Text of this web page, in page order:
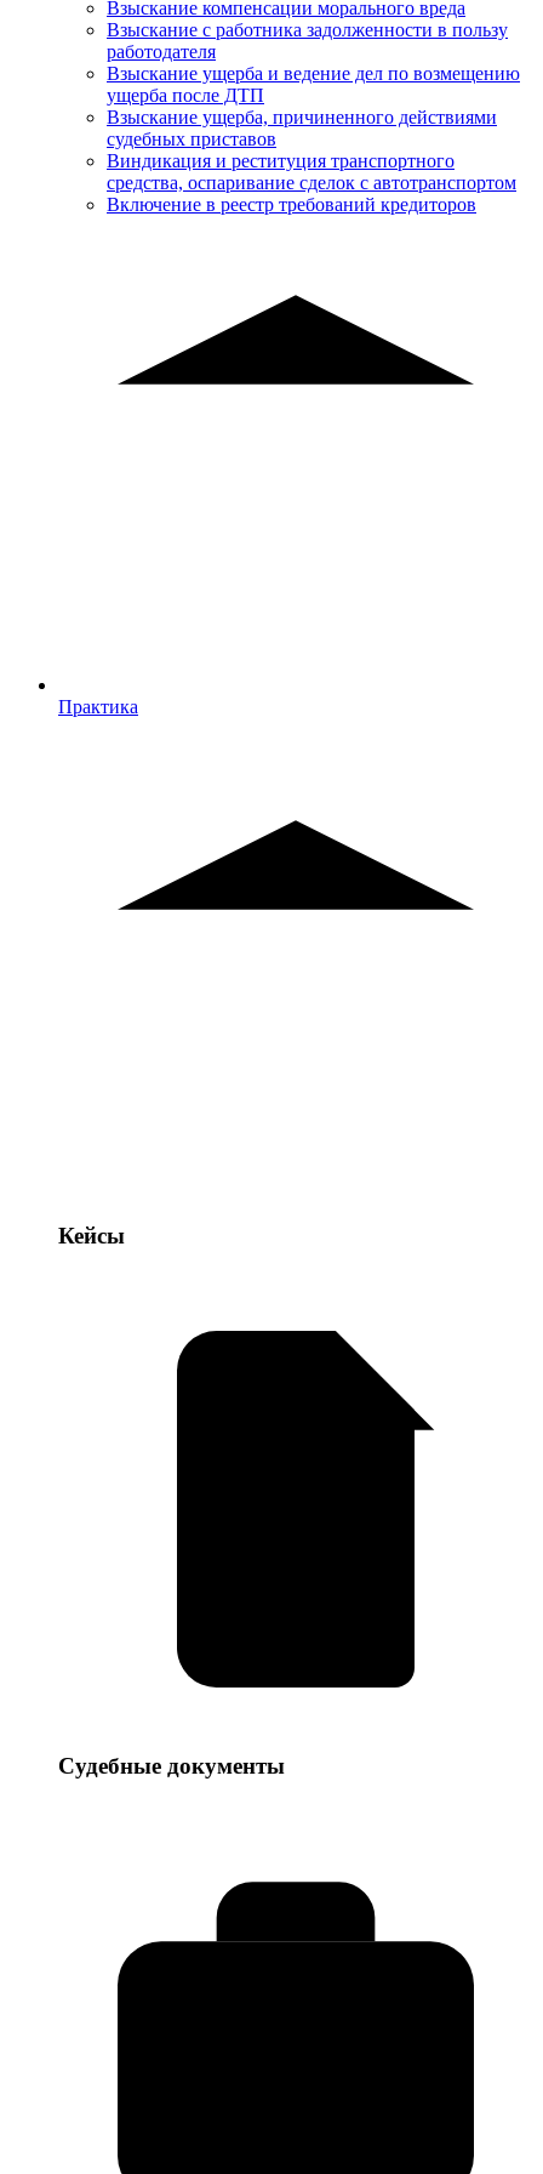
Взыскание компенсации морального вреда
Взыскание с работника задолженности в пользу
работодателя
Взыскание ущерба и ведение дел по возмещению
ущерба после ДТП
Взыскание ущерба, причиненного действиями
судебных приставов
Виндикация и реституция транспортного
средства, оспаривание сделок с автотранспортом
Включение в реестр требований кредиторов
Практика
Практика
Кейсы
Кейсы
Судебные
Судебные документы